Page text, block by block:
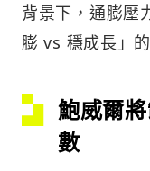
背景下，通膨壓
膨 vs 穩成長」
鮑威爾
數